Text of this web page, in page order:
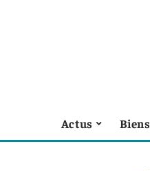
Actus Biens